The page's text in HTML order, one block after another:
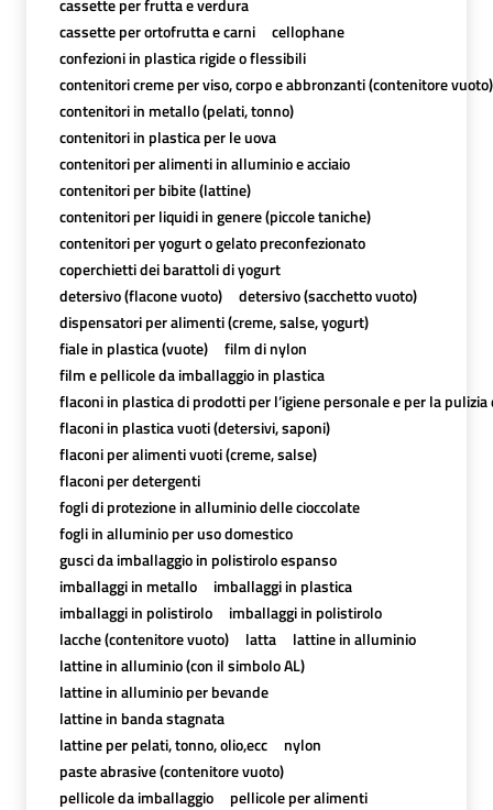
cassette per ortofrutta e carni
cellophane
confezioni in plastica rigide o flessibili
contenitori creme per viso, corpo e abbronzanti (contenitore vuoto)
contenitori in metallo (pelati, tonno)
contenitori in plastica per le uova
contenitori per alimenti in alluminio e acciaio
contenitori per bibite (lattine)
contenitori per liquidi in genere (piccole taniche)
contenitori per yogurt o gelato preconfezionato
coperchietti dei barattoli di yogurt
detersivo (flacone vuoto)
detersivo (sacchetto vuoto)
dispensatori per alimenti (creme, salse, yogurt)
fiale in plastica (vuote)
film di nylon
film e pellicole da imballaggio in plastica
flaconi in plastica di prodotti per l’igiene personale e per la pulizia
flaconi in plastica vuoti (detersivi, saponi)
flaconi per alimenti vuoti (creme, salse)
flaconi per detergenti
fogli di protezione in alluminio delle cioccolate
fogli in alluminio per uso domestico
gusci da imballaggio in polistirolo espanso
imballaggi in metallo
imballaggi in plastica
imballaggi in polistirolo
imballaggi in polistirolo
lacche (contenitore vuoto)
latta
lattine in alluminio
lattine in alluminio (con il simbolo AL)
lattine in alluminio per bevande
lattine in banda stagnata
lattine per pelati, tonno, olio,ecc
nylon
paste abrasive (contenitore vuoto)
pellicole da imballaggio
pellicole per alimenti